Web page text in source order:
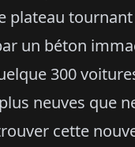
plateau
un béton
300
neuves que
cette